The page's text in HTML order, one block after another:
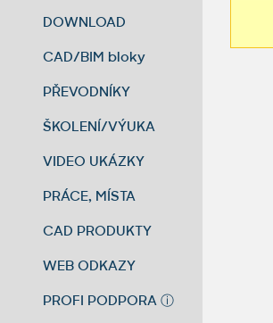
DOWNLOAD
CAD/BIM bloky
PŘEVODNÍKY
ŠKOLENÍ/VÝUKA
VIDEO UKÁZKY
PRÁCE, MÍSTA
CAD PRODUKTY
WEB ODKAZY
PROFI PODPORA ⓘ